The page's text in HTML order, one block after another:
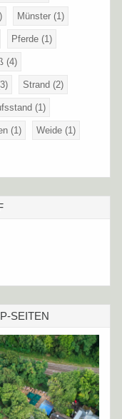
Münster (1)
Pferde (1)
(4)
Strand (2)
(1)
(1) Weide (1)
SEITEN